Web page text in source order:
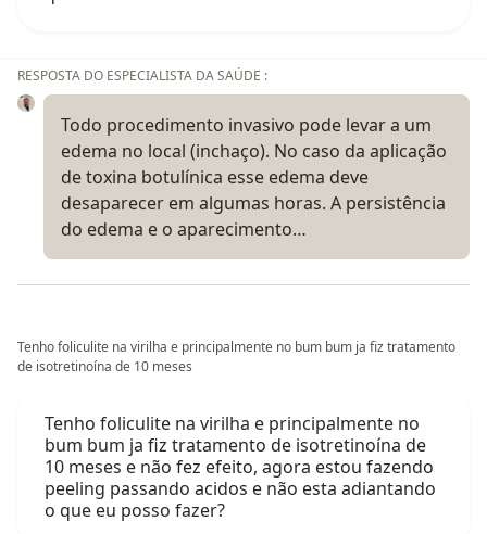
RESPOSTA DO ESPECIALISTA DA SAÚDE :
Todo procedimento invasivo pode levar a um
edema no local (inchaço). No caso da aplicação
de toxina botulínica esse edema deve
desaparecer em algumas horas. A persistência
do edema e o aparecimento…
Tenho foliculite na virilha e principalmente no bum bum ja fiz tratamento
de isotretinoína de 10 meses
Tenho foliculite na virilha e principalmente no
bum bum ja fiz tratamento de isotretinoína de
10 meses e não fez efeito, agora estou fazendo
peeling passando acidos e não esta adiantando
o que eu posso fazer?